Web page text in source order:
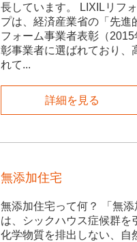
長しています。 LIXILリフ
プは、経済産業省の「先進
フォーム事業者表彰（2015
彰事業者に選ばれており、
れて...
詳細を見る
無添加住宅
無添加住宅って何？ 「無添
は、シックハウス症候群を
化学物質を排出しない、自